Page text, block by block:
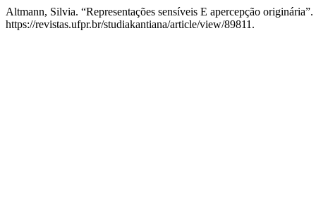
Altmann, Silvia. “Representações sensíveis E apercepção originária”.
https://revistas.ufpr.br/studiakantiana/article/view/89811.